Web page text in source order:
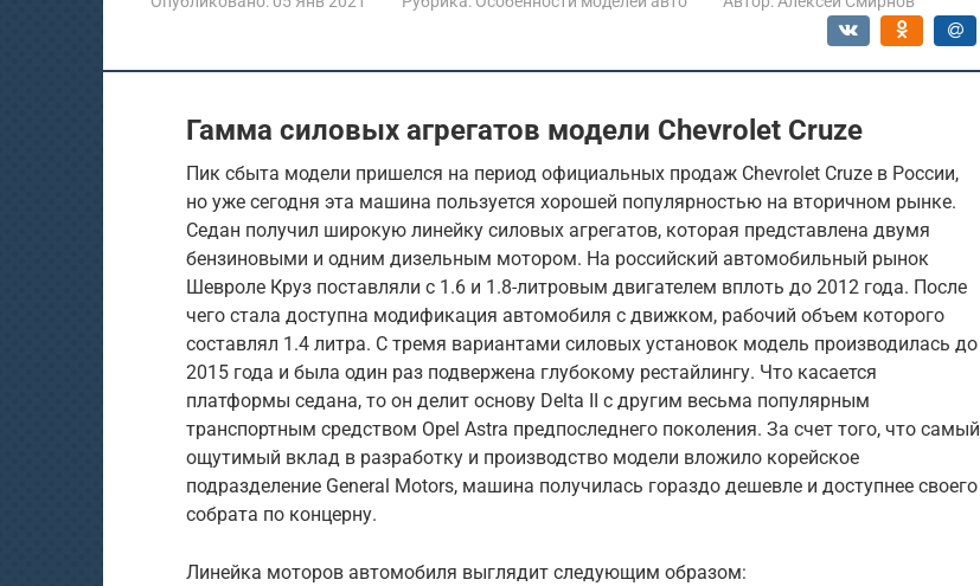
Гамма силовых агрегатов модели Chevrolet Cruze
Пик сбыта модели пришелся на период официальных продаж Chevrolet Cruze в России,
но уже сегодня эта машина пользуется хорошей популярностью на вторичном рынке.
Седан получил широкую линейку силовых агрегатов, которая представлена двумя
бензиновыми и одним дизельным мотором. На российский автомобильный рынок
Шевроле Круз поставляли с 1.6 и 1.8-литровым двигателем вплоть до 2012 года. После
чего стала доступна модификация автомобиля с движком, рабочий объем которого
составлял 1.4 литра. С тремя вариантами силовых установок модель производилась до
2015 года и была один раз подвержена глубокому рестайлингу. Что касается
платформы седана, то он делит основу Delta II с другим весьма популярным
транспортным средством Opel Astra предпоследнего поколения. За счет того, что самый
ощутимый вклад в разработку и производство модели вложило корейское
подразделение General Motors, машина получилась гораздо дешевле и доступнее своего
собрата по концерну.
Линейка моторов автомобиля выглядит следующим образом: